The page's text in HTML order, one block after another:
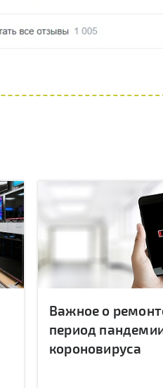
Важное о
период
короновируса